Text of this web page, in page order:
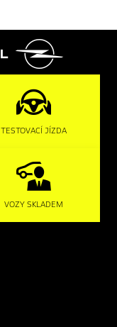
TESTOVACÍ JÍZDA
VOZY SKLADEM